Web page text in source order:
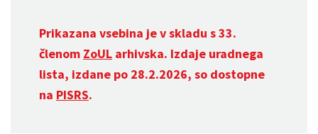
Prikazana vsebina je v skladu s 33.
členom ZoUL arhivska. Izdaje uradnega
lista, izdane po 28.2.2026, so dostopne
na PISRS.